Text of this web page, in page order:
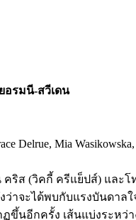
อรมนี-สวีเดน
Delrue, Mia
ริส (วิคกี้ ครีแย็ปส์) และ
ว่าจะได้พบกับแรงบันดา
ขึ้นอีกครั้ง เส้นแบ่งระห